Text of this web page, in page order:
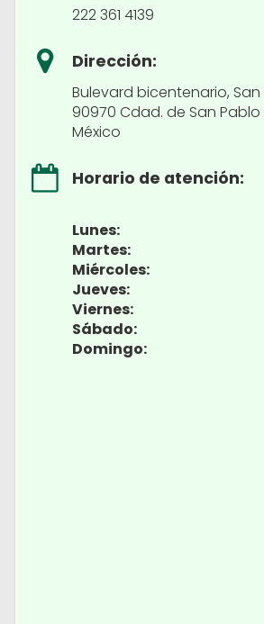
222 361 4139
Dirección:
Bulevard bicentenario,
90970 Cdad. de San Pablo
México
Horario de atención:
Lunes:
Martes:
Miércoles:
Jueves:
Viernes:
Sábado:
Domingo: